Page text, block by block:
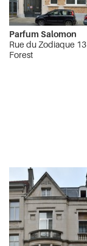
Parfum Salomon
Rue du Zodiaque 13
Forest